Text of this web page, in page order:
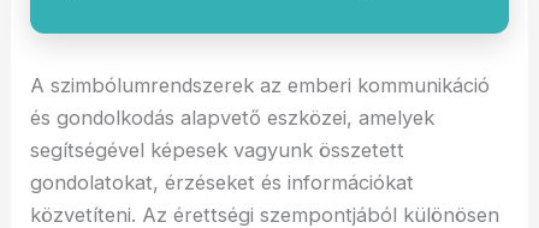
A szimbólumrendszerek az emberi kommunikáció
és gondolkodás alapvető eszközei, amelyek
segítségével képesek vagyunk összetett
gondolatokat, érzéseket és információkat
közvetíteni. Az érettségi szempontjából különösen